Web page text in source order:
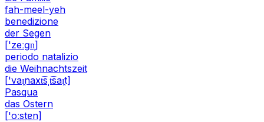
fah-meel-yeh
benedizione
der Segen
['zeːɡn̩]
periodo natalizio
die Weihnachtszeit
['vaɪ̯naxt͡sˌt͡saɪ̯t]
Pasqua
das Ostern
['oːstɐn]